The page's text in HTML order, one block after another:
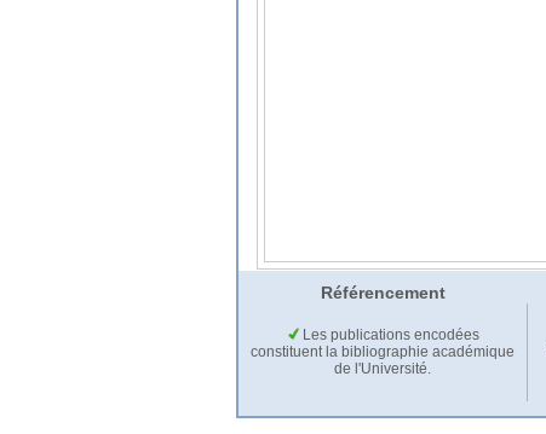
Référencement
Les publications encodées
constituent la bibliographie académique
de l'Université.